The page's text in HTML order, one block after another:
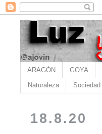
ARAGÓN GOYA
Naturaleza Sociedad
18.8.20